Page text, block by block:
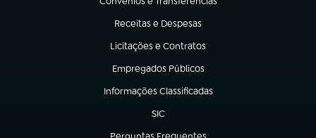
(abre em nova aba)
Receitas e Despesas
(abre em nova aba)
Licitações e Contratos
(abre em nova aba)
Empregados Públicos
(abre em nova aba)
Informações Classificadas
(abre em nova aba)
SIC
(abre em nova aba)